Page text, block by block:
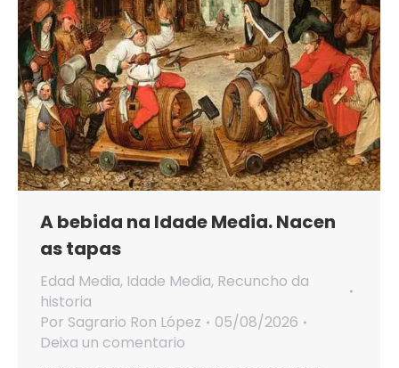
A bebida na Idade Media. Nacen
as tapas
Edad Media, Idade Media, Recuncho da
historia
Por Sagrario Ron López
05/08/2026
Deixa un comentario